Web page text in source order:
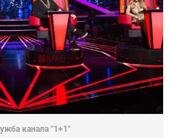
канала "1+1"